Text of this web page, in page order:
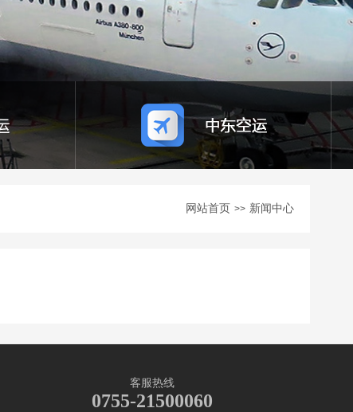
网站首页 >> 新闻中心
客服热线
0755-21500060